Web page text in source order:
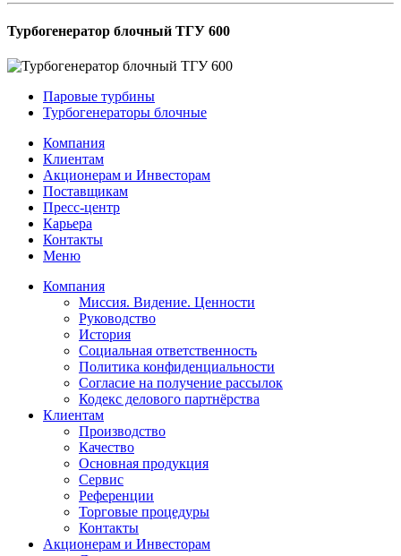
Турбогенератор блочный ТГУ 600
Паровые турбины
Турбогенераторы блочные
Компания
Клиентам
Акционерам и Инвесторам
Поставщикам
Пресс-центр
Карьера
Контакты
Меню
Компания
Миссия. Видение. Ценности
Руководство
История
Социальная ответственность
Политика конфиденциальности
Согласие на получение рассылок
Кодекс делового партнёрства
Клиентам
Производство
Качество
Основная продукция
Сервис
Референции
Торговые процедуры
Контакты
Акционерам и Инвесторам